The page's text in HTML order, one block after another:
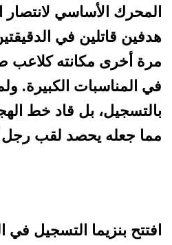
المحرك الأساسي
مرة أخرى مكانته كلاعب
في المناسبات الكبيرة.
بالتسجيل، بل قاد خط
مما جعله يحصد لقب رجل